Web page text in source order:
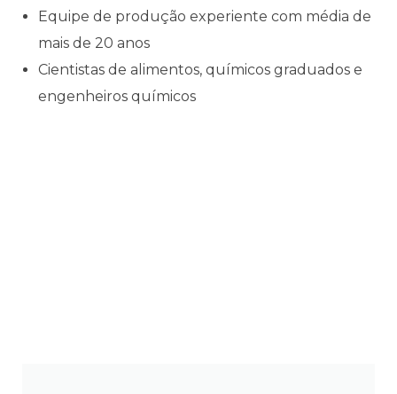
Equipe de produção experiente com média de
mais de 20 anos
Cientistas de alimentos, químicos graduados e
engenheiros químicos